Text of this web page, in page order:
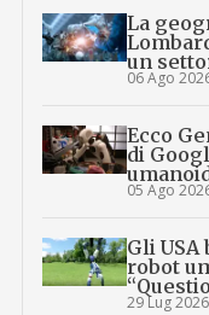
La
un
06 Ago
Ecco
di
05 Ago
Gli
robot
29 Lug 2026